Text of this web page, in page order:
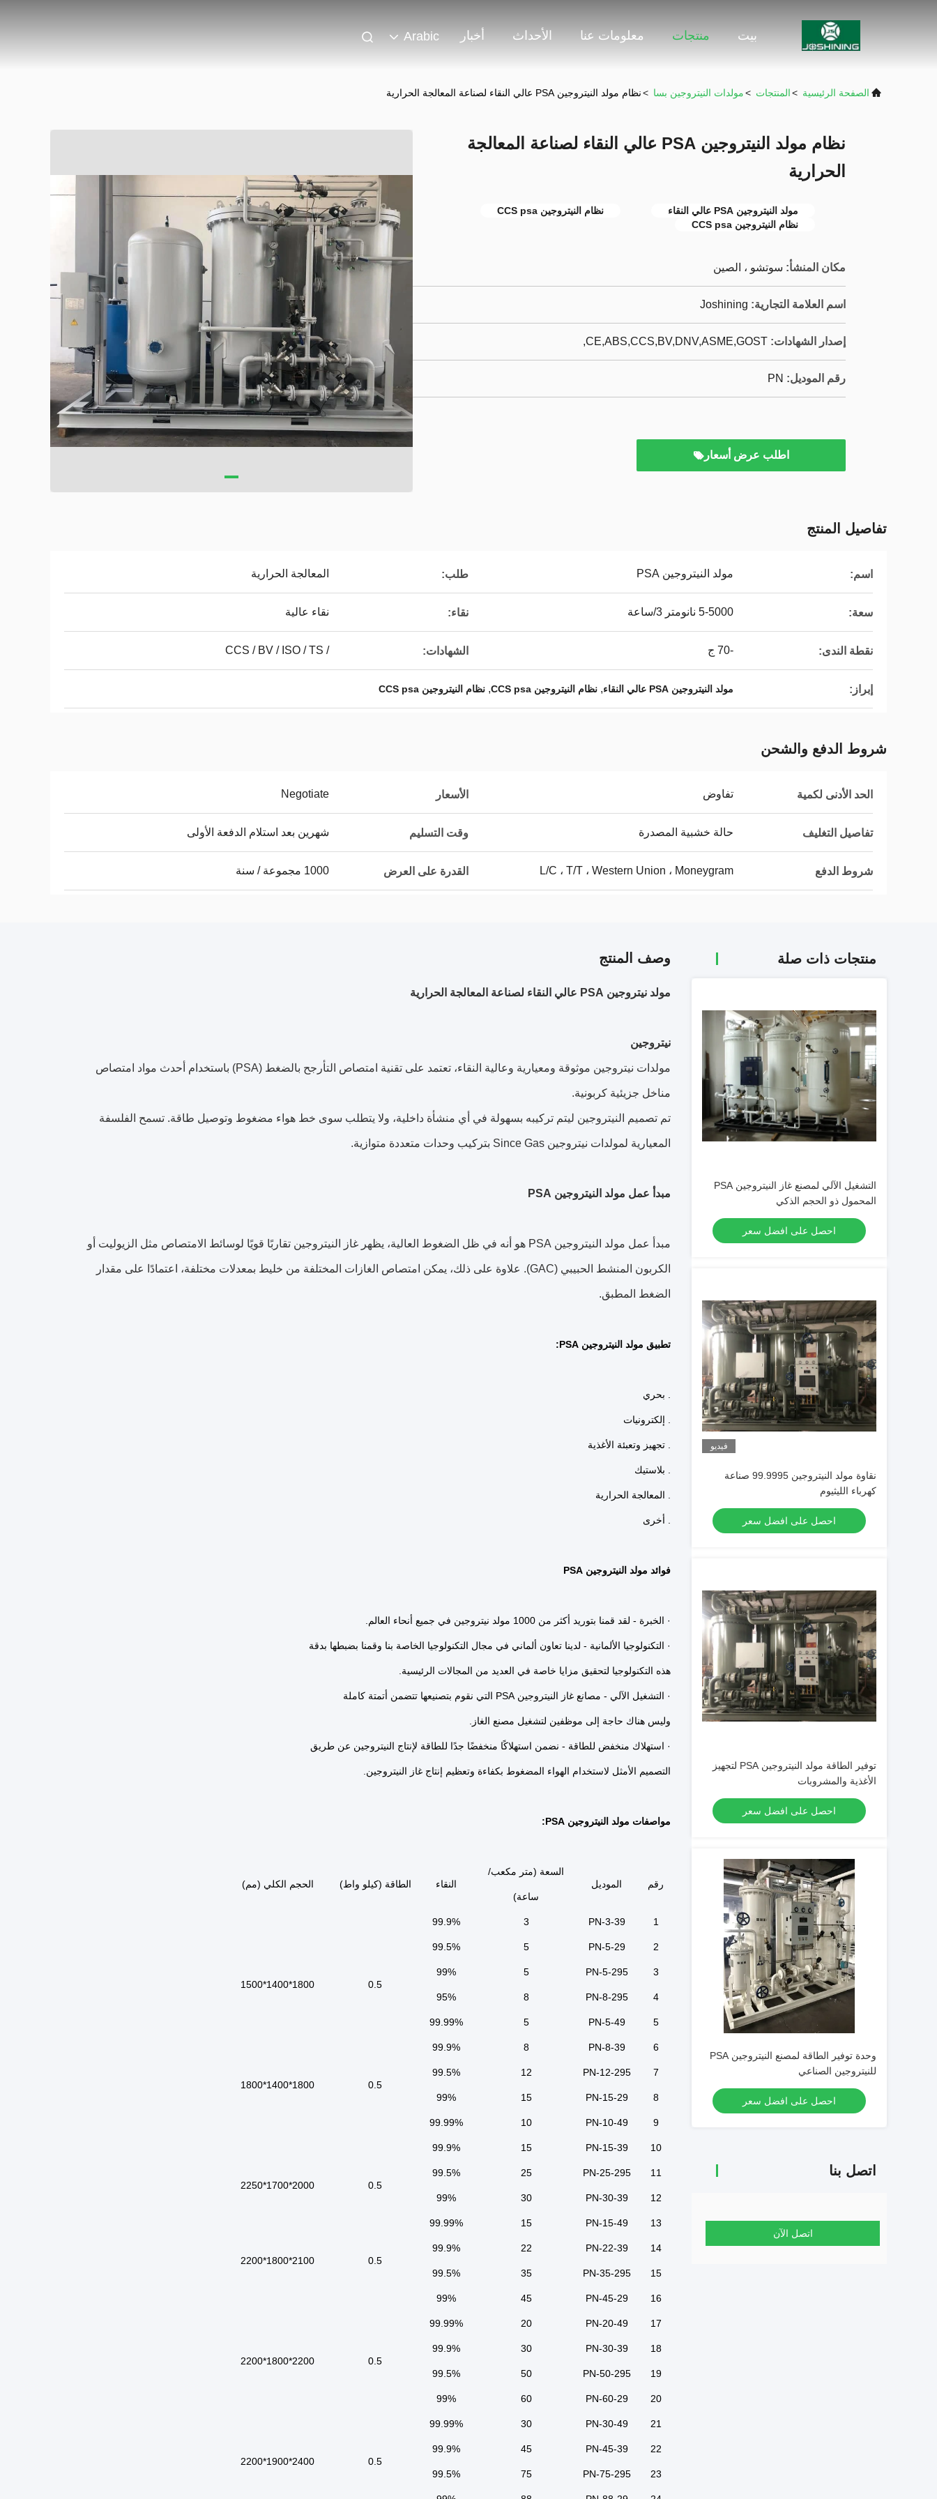
بيت منتجات معلومات عنا الأحداث أخبار Arabic
الصفحة الرئيسية >المنتجات >مولدات النيتروجين بسا >نظام مولد النيتروجين PSA عالي النقاء لصناعة المعالجة الحرارية
نظام مولد النيتروجين PSA عالي النقاء لصناعة المعالجة
الحرارية
مولد النيتروجين PSA عالي النقاء
نظام النيتروجين CCS psa
نظام النيتروجين CCS psa
مكان المنشأ: سوتشو ، الصين
اسم العلامة التجارية: Joshining
إصدار الشهادات: CE,ABS,CCS,BV,DNV,ASME,GOST,
رقم الموديل: PN
اطلب عرض أسعار
تفاصيل المنتج
اسم: مولد النيتروجين PSA طلب: المعالجة الحرارية
سعة: 5-5000 نانومتر 3/ساعة نقاء: نقاء عالية
نقطة الندى: -70 ج الشهادات: / CCS / BV / ISO / TS
إبراز: مولد النيتروجين PSA عالي النقاء , نظام النيتروجين CCS psa , نظام النيتروجين CCS psa
شروط الدفع والشحن
الحد الأدنى لكمية تفاوض الأسعار Negotiate
تفاصيل التغليف حالة خشبية المصدرة وقت التسليم شهرين بعد استلام الدفعة الأولى
شروط الدفع L/C ، T/T ، Western Union ، Moneygram القدرة على العرض 1000 مجموعة / سنة
منتجات ذات صلة
التشغيل الآلي لمصنع غاز النيتروجين PSA
المحمول ذو الحجم الذكي
احصل على افضل سعر
فيديو
نقاوة مولد النيتروجين 99.9995 صناعة
كهرباء الليثيوم
احصل على افضل سعر
توفير الطاقة مولد النيتروجين PSA لتجهيز
الأغذية والمشروبات
احصل على افضل سعر
وحدة توفير الطاقة لمصنع النيتروجين PSA
للنيتروجين الصناعي
احصل على افضل سعر
اتصل بنا
اتصل الآن
وصف المنتج
مولد نيتروجين PSA عالي النقاء لصناعة المعالجة الحرارية
نيتروجين
مولدات نيتروجين موثوقة ومعيارية وعالية النقاء، تعتمد على تقنية امتصاص التأرجح بالضغط (PSA) باستخدام أحدث مواد امتصاص
مناخل جزيئية كربونية.
تم تصميم النيتروجين ليتم تركيبه بسهولة في أي منشأة داخلية، ولا يتطلب سوى خط هواء مضغوط وتوصيل طاقة. تسمح الفلسفة
المعيارية لمولدات نيتروجين Since Gas بتركيب وحدات متعددة متوازية.
مبدأ عمل مولد النيتروجين PSA
مبدأ عمل مولد النيتروجين PSA هو أنه في ظل الضغوط العالية، يظهر غاز النيتروجين تقاربًا قويًا لوسائط الامتصاص مثل الزيوليت أو
الكربون المنشط الحبيبي (GAC). علاوة على ذلك، يمكن امتصاص الغازات المختلفة من خليط بمعدلات مختلفة، اعتمادًا على مقدار
الضغط المطبق.
تطبيق مولد النيتروجين PSA:
. بحري
. إلكترونيات
. تجهيز وتعبئة الأغذية
. بلاستيك
. المعالجة الحرارية
. أخرى
فوائد مولد النيتروجين PSA
· الخبرة - لقد قمنا بتوريد أكثر من 1000 مولد نيتروجين في جميع أنحاء العالم.
· التكنولوجيا الألمانية - لدينا تعاون ألماني في مجال التكنولوجيا الخاصة بنا وقمنا بضبطها بدقة
هذه التكنولوجيا لتحقيق مزايا خاصة في العديد من المجالات الرئيسية.
· التشغيل الآلي - مصانع غاز النيتروجين PSA التي نقوم بتصنيعها تتضمن أتمتة كاملة
وليس هناك حاجة إلى موظفين لتشغيل مصنع الغاز.
· استهلاك منخفض للطاقة - نضمن استهلاكًا منخفضًا جدًا للطاقة لإنتاج النيتروجين عن طريق
التصميم الأمثل لاستخدام الهواء المضغوط بكفاءة وتعظيم إنتاج غاز النيتروجين.
مواصفات مولد النيتروجين PSA:
رقم الموديل
السعة (متر مكعب/
ساعة)
النقاء الطاقة (كيلو واط) الحجم الكلي (مم)
1
2
3
4
PN-3-39
PN-5-29
PN-5-295
PN-8-295
3
5
5
8
99.9%
99.5%
99%
95%
0.5
1800*1400*1500
5
6
7
8
PN-5-49
PN-8-39
PN-12-295
PN-15-29
5
8
12
15
99.99%
99.9%
99.5%
99%
0.5
1800*1400*1800
9
10
11
12
PN-10-49
PN-15-39
PN-25-295
PN-30-39
10
15
25
30
99.99%
99.9%
99.5%
99%
0.5
2000*1700*2250
13
14
15
16
PN-15-49
PN-22-39
PN-35-295
PN-45-29
15
22
35
45
99.99%
99.9%
99.5%
99%
0.5
2100*1800*2200
17
18
19
20
PN-20-49
PN-30-39
PN-50-295
PN-60-29
20
30
50
60
99.99%
99.9%
99.5%
99%
0.5
2200*1800*2200
21
22
23
PN-30-49
PN-45-39
PN-75-295
30
45
75
99.99%
99.9%
99.5%
0.5
2400*1900*2200